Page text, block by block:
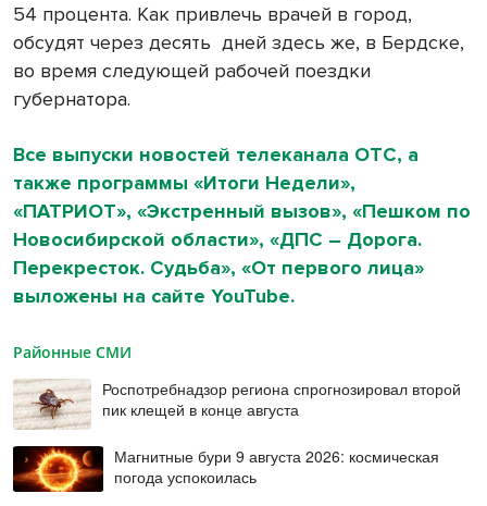
54 процента. Как привлечь врачей в город,
обсудят через десять дней здесь же, в Бердске,
во время следующей рабочей поездки
губернатора.
Все выпуски новостей телеканала ОТС, а
также программы «Итоги Недели»,
«ПАТРИОТ», «Экстренный вызов», «Пешком по
Новосибирской области», «ДПС – Дорога.
Перекресток. Судьба», «От первого лица»
выложены на сайте YouTube.
Районные СМИ
Роспотребнадзор региона спрогнозировал второй
пик клещей в конце августа
Магнитные бури 9 августа 2026: космическая
погода успокоилась